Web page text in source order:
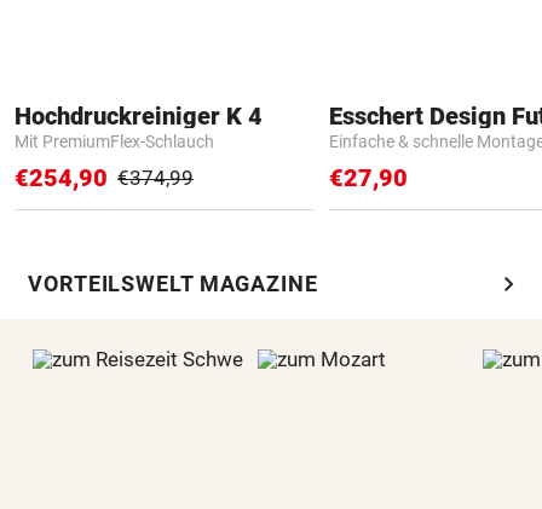
Hochdruckreiniger K 4
Mit PremiumFlex-Schlauch
€254,90 €374,99
Einfache & schnelle
€27,90
VORTEILSWELT MAGAZINE chevron_right